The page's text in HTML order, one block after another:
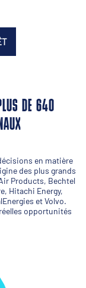
DE 640
en matière
des plus grands
Products, Bechtel
Hitachi Energy,
et Volvo.
opportunités